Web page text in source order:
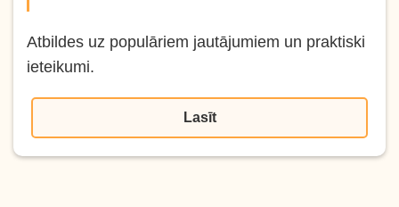
Atbildes uz populāriem jautājumiem un praktiski
ieteikumi.
Lasīt